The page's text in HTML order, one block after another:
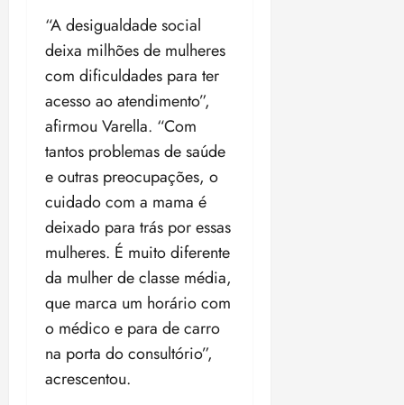
“A desigualdade social
deixa milhões de mulheres
com dificuldades para ter
acesso ao atendimento”,
afirmou Varella. “Com
tantos problemas de saúde
e outras preocupações, o
cuidado com a mama é
deixado para trás por essas
mulheres. É muito diferente
da mulher de classe média,
que marca um horário com
o médico e para de carro
na porta do consultório”,
acrescentou.